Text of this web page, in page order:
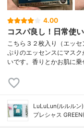
4.00
コスパ良し！日常使
こちら３２枚入り（エッ
ぷりのエッセンスにマス
いです。香りとかお肌に
LuLuLun(ルルルン)
プレシャス